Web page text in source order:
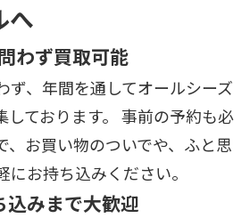
へ
わず買取可能
ず、年間を通してオールシーズ
しております。 事前の予約も必
、お買い物のついでや、ふと思
にお持ち込みください。
込みまで大歓迎